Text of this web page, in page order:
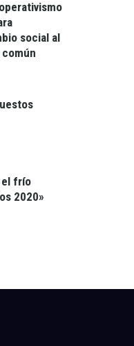
social al
el frío
2020»